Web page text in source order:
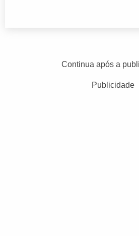
Continua após a
Publicidade